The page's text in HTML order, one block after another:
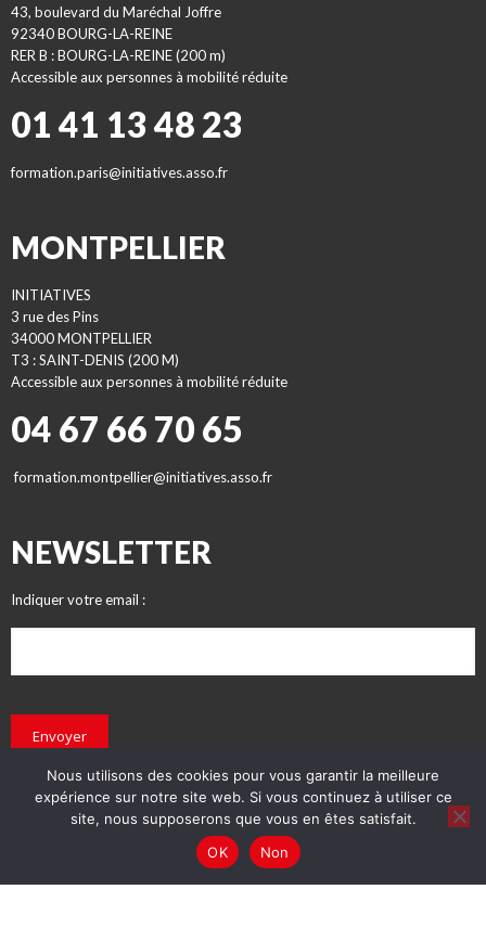
43, boulevard du Maréchal Joffre
92340 BOURG-LA-REINE
RER B : BOURG-LA-REINE (200 m)
Accessible aux personnes à mobilité réduite
01 41 13 48 23
formation.paris@initiatives.asso.fr
MONTPELLIER
INITIATIVES
3 rue des Pins
34000 MONTPELLIER
T3 : SAINT-DENIS (200 M)
Accessible aux personnes à mobilité réduite
04 67 66 70 65
formation.montpellier@initiatives.asso.fr
NEWSLETTER
Indiquer votre email :
Envoyer
Nous utilisons des cookies pour vous garantir la meilleure
expérience sur notre site web. Si vous continuez à utiliser ce
site, nous supposerons que vous en êtes satisfait.
OK
Non